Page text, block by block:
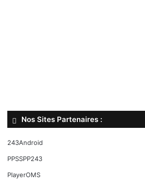
Nos Sites Partenaires :
243Android
PPSSPP243
PlayerOMS